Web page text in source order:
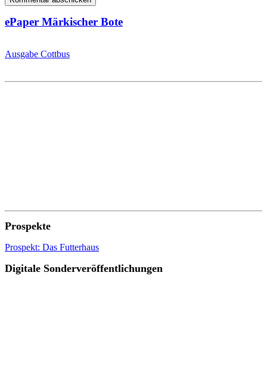
ePaper Märkischer Bote
Ausgabe Cottbus
Prospekte
Prospekt: Das Futterhaus
Digitale Sonderveröffentlichungen